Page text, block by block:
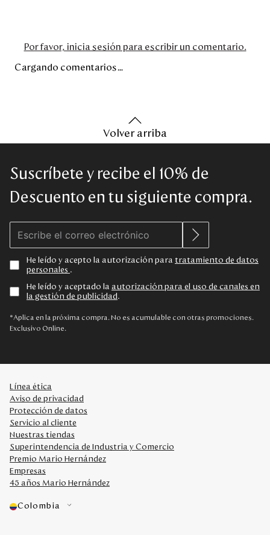
Por favor, inicia sesión para escribir un comentario.
Cargando comentarios…
Volver arriba
Suscríbete y recibe el 10% de
Descuento en tu siguiente compra.
He leído y acepto la autorización para tratamiento de datos
personales .
He leído y aceptado la autorización para el uso de canales en
la gestión de publicidad .
*Aplica en la próxima compra. No es acumulable con otras promociones.
Exclusivo Online.
Línea ética
Aviso de privacidad
Protección de datos
Servicio al cliente
Nuestras tiendas
Superintendencia de Industria y Comercio
Premio Mario Hernández
Empresas
45 años Mario Hernández
Colombia